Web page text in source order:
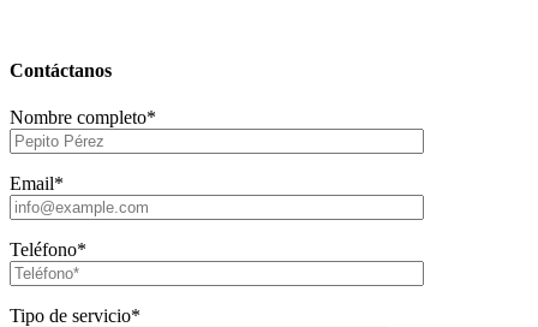
Contáctanos
Nombre completo*
Email*
Teléfono*
Tipo de servicio*